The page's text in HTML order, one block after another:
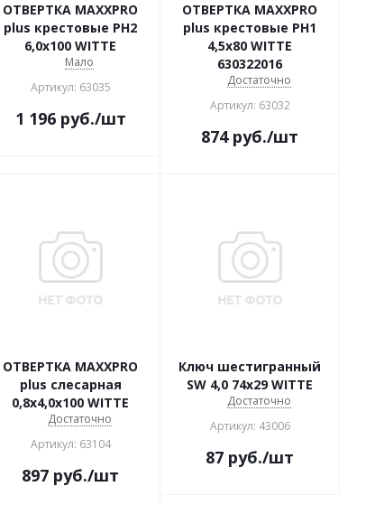
ОТВЕРТКА MAXXPRO
plus крестовые PH2
6,0х100 WITTE
Мало
Артикул: 63035
1 196руб./шт
ОТВЕРТКА MAXXPRO
plus крестовые PH1
4,5х80 WITTE
630322016
Достаточно
Артикул: 63032
874руб./шт
ОТВЕРТКА MAXXPRO
plus cлесарная
0,8х4,0х100 WITTE
Достаточно
Артикул: 63104
897 руб./шт
Ключ шестигранный
SW 4,0 74х29 WITTE
Достаточно
Артикул: 43006
87 руб./шт